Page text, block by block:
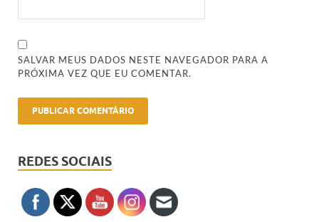
SALVAR MEUS DADOS NESTE NAVEGADOR PARA A
PRÓXIMA VEZ QUE EU COMENTAR.
REDES SOCIAIS